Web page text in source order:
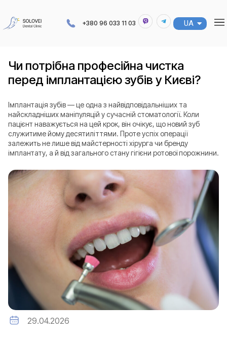
+380 96 033 11 03 UA
RU
Чи потрібна професійна чистка
перед імплантацією зубів у Києві?
Імплантація зубів — це одна з найвідповідальніших та
найскладніших маніпуляцій у сучасній стоматології. Коли
пацієнт наважується на цей крок, він очікує, що новий зуб
служитиме йому десятиліттями. Проте успіх операції
залежить не лише від майстерності хірурга чи бренду
імплантату, а й від загального стану гігієни ротової порожнини.
29.04.2026